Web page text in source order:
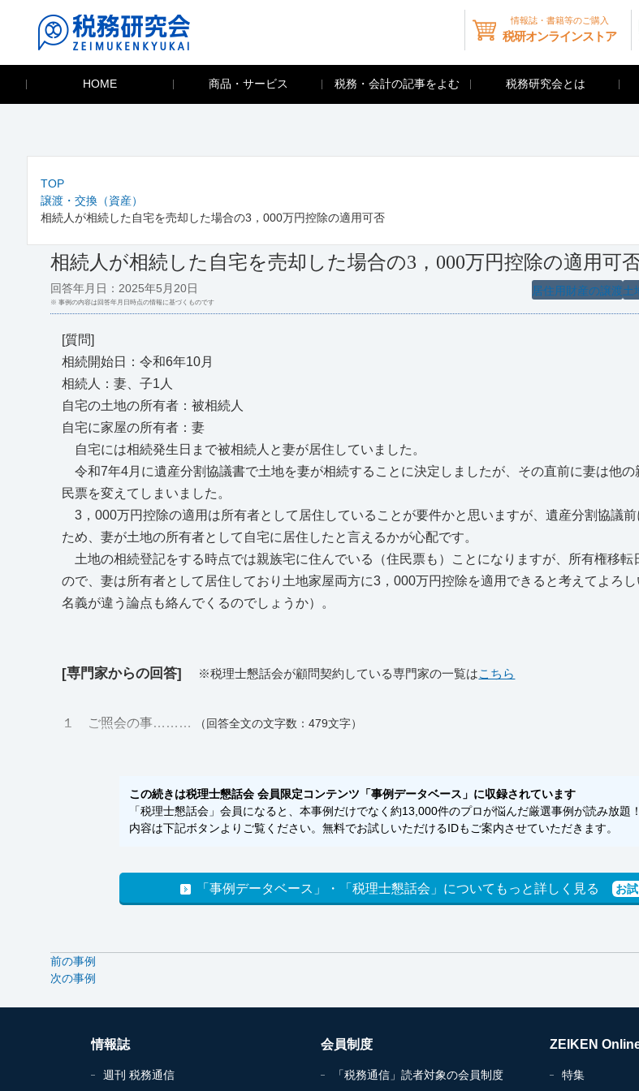
情報誌・書籍等のご購入
税研オンラインストア
HOME 商品・サービス 税務・会計の記事をよむ 税務研究会とは
TOP
譲渡・交換（資産）
相続人が相続した自宅を売却した場合の3，000万円控除の適用可否
相続人が相続した自宅を売却した場合の3，000万円控除の適用可
土
居住用財産の譲渡
回答年月日：2025年5月20日
※ 事例の内容は回答年月日時点の情報に基づくものです
[質問]
相続開始日：令和6年10月
相続人：妻、子1人
自宅の土地の所有者：被相続人
自宅に家屋の所有者：妻
自宅には相続発生日まで被相続人と妻が居住していました。
令和7年4月に遺産分割協議書で土地を妻が相続することに決定しましたが、その直前に妻は他の
民票を変えてしまいました。
3，000万円控除の適用は所有者として居住していることが要件かと思いますが、遺産分割協議
ため、妻が土地の所有者として自宅に居住したと言えるかが心配です。
土地の相続登記をする時点では親族宅に住んでいる（住民票も）ことになりますが、所有権移転
ので、妻は所有者として居住しており土地家屋両方に3，000万円控除を適用できると考えてよろ
名義が違う論点も絡んでくるのでしょうか）。
[専門家からの回答] ※税理士懇話会が顧問契約している専門家の一覧はこちら
１ ご照会の事……… （回答全文の文字数：479文字）
この続きは税理士懇話会 会員限定コンテンツ「事例データベース」に収録されています
「税理士懇話会」会員になると、本事例だけでなく約13,000件のプロが悩んだ厳選事例が読み放題
内容は下記ボタンよりご覧ください。無料でお試しいただけるIDもご案内させていただきます。
「事例データベース」・「税理士懇話会」についてもっと詳しく見る お
前の事例
次の事例
情報誌
週刊 税務通信
会員制度
「税務通信」読者対象の会員制度
ZEIKEN
特集